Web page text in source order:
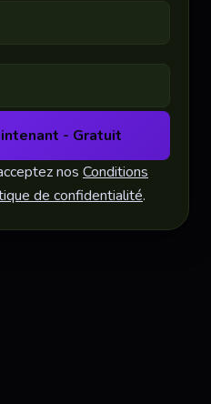
- Gratuit
nos Conditions
de confidentialité.